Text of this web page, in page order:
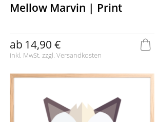
Mellow Marvin | Print
ab 14,90 €
inkl. MwSt. zzgl. Versandkosten